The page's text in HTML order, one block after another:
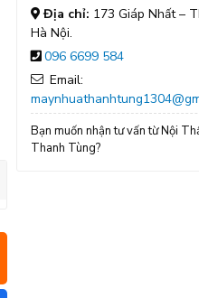
Địa chỉ: 173 Giáp Nhất –
Hà Nội.
096 6699 584
Email:
Bạn muốn nhận tư vấn từ Nội
Thanh Tùng?